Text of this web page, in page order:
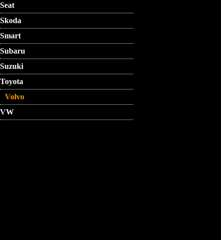
Seat
Skoda
Smart
Subaru
Suzuki
Toyota
Volvo
VW